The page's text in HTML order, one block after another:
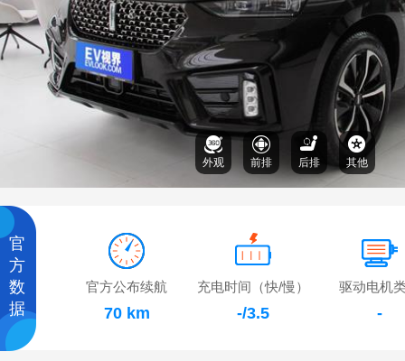
外观 前排 后排 其他
官
方
数
据
官方公布续航
70 km
充电时间（快/慢）
-/3.5
驱动电机
-